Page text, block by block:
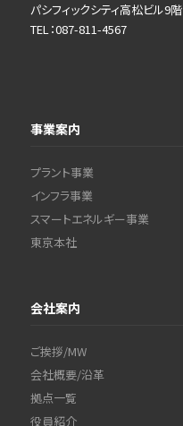
パシフィックシティ高松ビル9階
TEL：087-811-4567
事業案内
プラント事業
インフラ事業
スマートエネルギー事業
東京本社
会社案内
ご挨拶/MW
会社概要/沿革
拠点一覧
役員紹介